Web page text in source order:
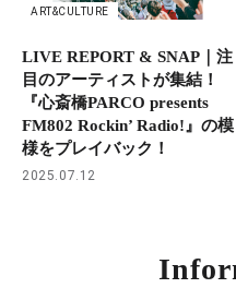
ART&CULTURE
LIVE REPORT & SNAP｜注
目のアーティストが集結！
『心斎橋PARCO presents
FM802 Rockin’ Radio!』の模
様をプレイバック！
2025.07.12